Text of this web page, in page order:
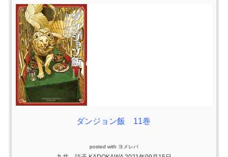
ダンジョン飯 11巻
posted with ヨメレバ